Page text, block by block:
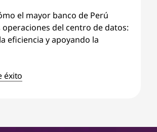
el mayor banco de Perú
del centro de datos:
eficiencia y apoyando la
éxito